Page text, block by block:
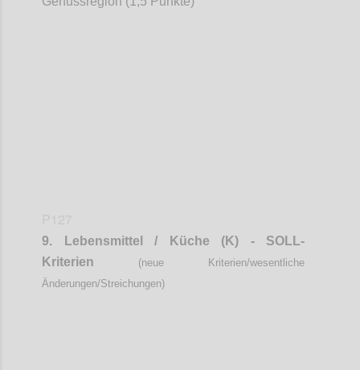
9. Lebensmittel / Küche (K) - SOLL-
Kriterien
(neue Kriterien/wesentliche
Änderungen/Streichungen)